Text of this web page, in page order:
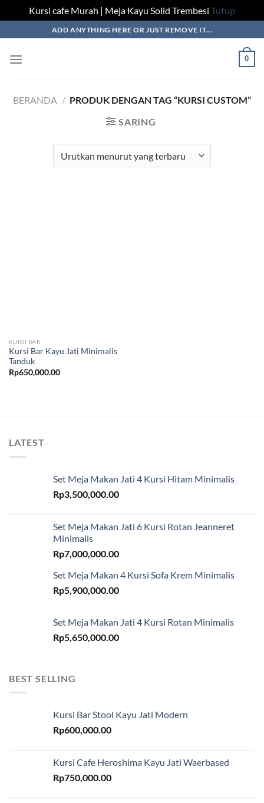
Kursi cafe Murah | Meja Kayu Solid Trembesi Tutup
to
content
ADD ANYTHING HERE OR JUST REMOVE IT...
0
BERANDA / PRODUK DENGAN TAG “KURSI CUSTOM”
SARING
KURSI BAR
Kursi Bar Kayu Jati Minimalis
Tanduk
Rp650,000.00
LATEST
Set Meja Makan Jati 4 Kursi Hitam Minimalis
Rp3,500,000.00
Set Meja Makan Jati 6 Kursi Rotan Jeanneret
Minimalis
Rp7,000,000.00
Set Meja Makan 4 Kursi Sofa Krem Minimalis
Rp5,900,000.00
Set Meja Makan Jati 4 Kursi Rotan Minimalis
Rp5,650,000.00
BEST SELLING
Kursi Bar Stool Kayu Jati Modern
Rp600,000.00
Kursi Cafe Heroshima Kayu Jati Waerbased
Rp750,000.00